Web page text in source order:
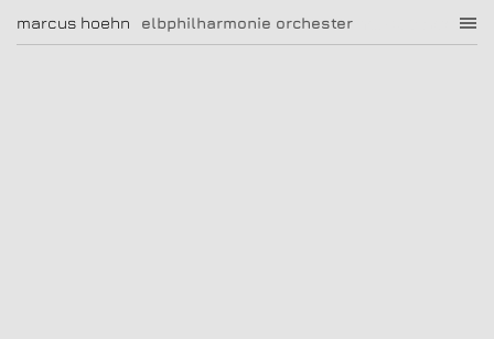
elbphilharmonie orchester
marcus hoehn marcus hoehn
|